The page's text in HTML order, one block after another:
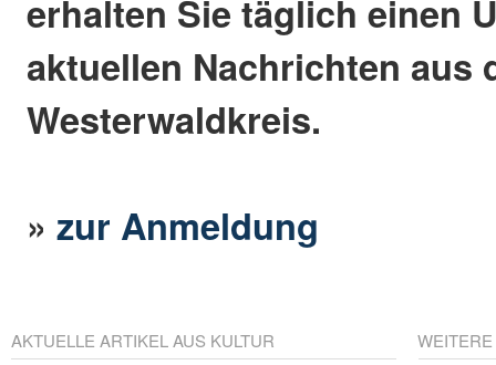
erhalten Sie täglich einen
aktuellen Nachrichten aus
Westerwaldkreis.
»zur Anmeldung
AKTUELLE ARTIKEL AUS KULTUR